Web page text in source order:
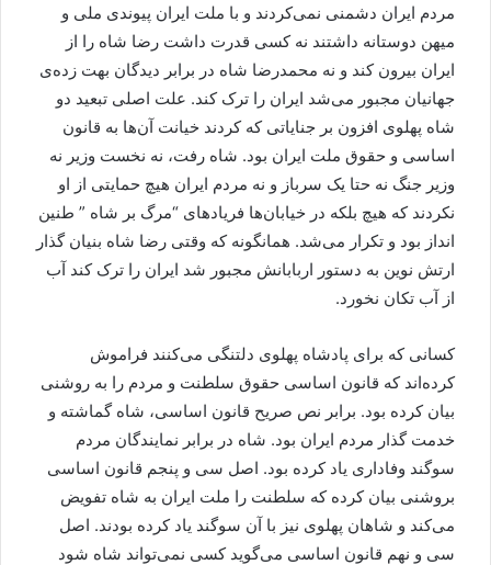
مردم ایران دشمنی نمی‌کردند و با ملت ایران پیوندی ملی و
میهن دوستانه داشتند نه کسی قدرت داشت رضا شاه را از
ایران بیرون کند و نه محمدرضا شاه در برابر دیدگان بهت زده‌ی
جهانیان مجبور می‌شد ایران را ترک کند. علت اصلی تبعید دو
شاه پهلوی افزون بر جنایاتی که کردند خیانت آن‌ها به قانون
اساسی و حقوق ملت ایران بود. شاه رفت، نه نخست وزیر نه
وزیر جنگ نه حتا یک سرباز و نه مردم ایران هیچ حمایتی از او
نکردند که هیچ بلکه در خیابان‌ها فریادهای “مرگ بر شاه ” طنین
انداز بود و تکرار می‌شد. همانگونه که وقتی رضا شاه بنیان گذار
ارتش نوین به دستور اربابانش مجبور شد ایران را ترک کند آب
از آب تکان نخورد.
کسانی که برای پادشاه پهلوی دلتنگی می‌کنند فراموش
کرده‌اند که قانون اساسی حقوق سلطنت و مردم را به روشنی
بیان کرده بود. برابر نص صریح قانون اساسی، شاه گماشته و
خدمت گذار مردم ایران بود. شاه در برابر نمایندگان مردم
سوگند وفاداری یاد کرده بود. اصل سی و پنجم قانون اساسی
بروشنی بیان کرده که سلطنت را ملت ایران به شاه تفویض
می‌کند و شاهان پهلوی نیز با آن سوگند یاد کرده بودند. اصل
سی و نهم قانون اساسی می‌گوید کسی نمی‌تواند شاه شود